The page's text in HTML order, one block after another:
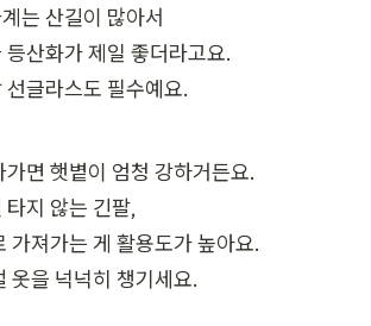
는 산길이 많아서
산화가 제일 좋더라고요.
글라스도 필수예요.
면 햇볕이 엄청 강하거든요.
지 않는 긴팔,
가져가는 게 활용도가 높아요.
옷을 넉넉히 챙기세요.